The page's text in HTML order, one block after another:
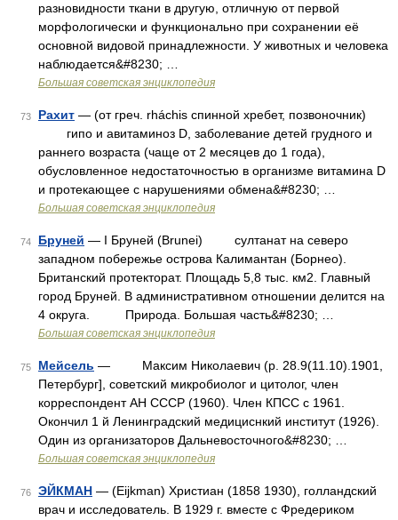
разновидности ткани в другую, отличную от первой
морфологически и функционально при сохранении её
основной видовой принадлежности. У животных и человека
наблюдается&#8230; …
Большая советская энциклопедия
73 Рахит — (от греч. rháchis спинной хребет, позвоночник)
гипо и авитаминоз D, заболевание детей грудного и
раннего возраста (чаще от 2 месяцев до 1 года),
обусловленное недостаточностью в организме витамина D
и протекающее с нарушениями обмена&#8230; …
Большая советская энциклопедия
74 Бруней — I Бруней (Brunei) султанат на северо
западном побережье острова Калимантан (Борнео).
Британский протекторат. Площадь 5,8 тыс. км2. Главный
город Бруней. В административном отношении делится на
4 округа. Природа. Большая часть&#8230; …
Большая советская энциклопедия
75 Мейсель — Максим Николаевич (p. 28.9(11.10).1901,
Петербург], советский микробиолог и цитолог, член
корреспондент АН СССР (1960). Член КПСС с 1961.
Окончил 1 й Ленинградский медициснкий институт (1926).
Один из организаторов Дальневосточного&#8230; …
Большая советская энциклопедия
76 ЭЙКМАН — (Eijkman) Христиан (1858 1930), голландский
врач и исследователь. В 1929 г. вместе с Фредериком